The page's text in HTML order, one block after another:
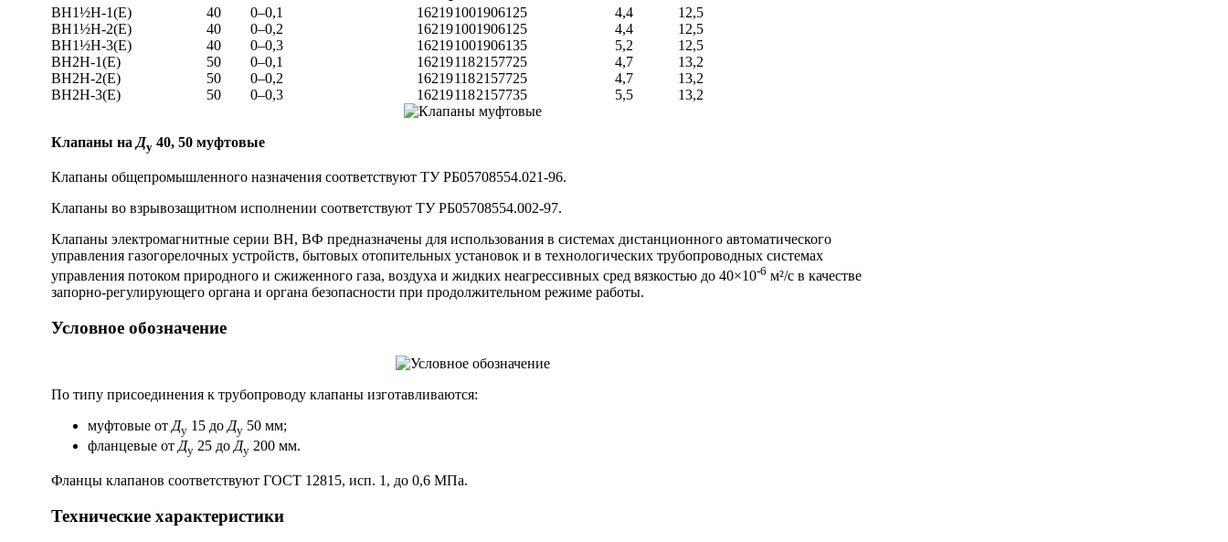
ВН1½Н-1(Е)
40 0–0,1 1621910019061 25 4,4
12,5
ВН1½Н-2(Е)
40 0–0,2 1621910019061 25 4,4
12,5
ВН1½Н-3(Е)
40 0–0,3 162191001906135 5,2
12,5
ВН2Н-1(Е)
50 0–0,1 162191182157725 4,7
13,2
ВН2Н-2(Е)
50 0–0,2 162191182157725 4,7
13,2
ВН2Н-3(Е)
50 0–0,3 162191182157735 5,5 13,2
Клапаны на Ду 40, 50 муфтовые
Клапаны общепромышленного назначения соответствуют ТУ РБ05708554.021-96.
Клапаны во взрывозащитном исполнении соответствуют ТУ РБ05708554.002-97.
Клапаны электромагнитные серии ВН, ВФ предназначены для использования в системах дистанционного автоматического
управления газогорелочных устройств, бытовых отопительных установок и в технологических трубопроводных системах
управления потоком природного и сжиженного газа, воздуха и жидких неагрессивных сред вязкостью до 40×10-6 м²/с в качестве
запорно-регулирующего органа и органа безопасности при продолжительном режиме работы.
Условное обозначение
По типу присоединения к трубопроводу клапаны изготавливаются:
муфтовые от Ду 15 до Ду 50 мм;
фланцевые от Ду 25 до Ду 200 мм.
Фланцы клапанов соответствуют ГОСТ 12815, исп. 1, до 0,6 МПа.
Технические характеристики